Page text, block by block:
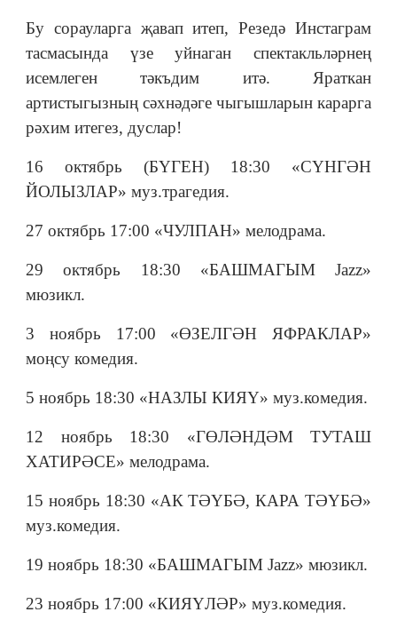
Бу сорауларга җавап итеп, Резедә Инстаграм
тасмасында үзе уйнаган спектакльләрнең
исемлеген тәкъдим итә. Яраткан
артистыгызның сәхнәдәге чыгышларын карарга
рәхим итегез, дуслар!
16 октябрь (БҮГЕН) 18:30 «СҮНГӘН
ЙОЛЫЗЛАР» муз.трагедия.
27 октябрь 17:00 «ЧУЛПАН» мелодрама.
29 октябрь 18:30 «БАШМАГЫМ Jazz»
мюзикл.
3 ноябрь 17:00 «ӨЗЕЛГӘН ЯФРАКЛАР»
моңсу комедия.
5 ноябрь 18:30 «НАЗЛЫ КИЯҮ» муз.комедия.
12 ноябрь 18:30 «ГӨЛӘНДӘМ ТУТАШ
ХАТИРӘСЕ» мелодрама.
15 ноябрь 18:30 «АК ТӘҮБӘ, КАРА ТӘҮБӘ»
муз.комедия.
19 ноябрь 18:30 «БАШМАГЫМ Jazz» мюзикл.
23 ноябрь 17:00 «КИЯҮЛӘР» муз.комедия.